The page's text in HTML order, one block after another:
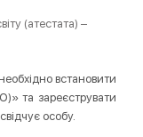
(атестата) –
встановити
та зареєструвати
особу.